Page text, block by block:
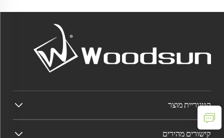
קטגוריית מוצר
קישורים מהירים